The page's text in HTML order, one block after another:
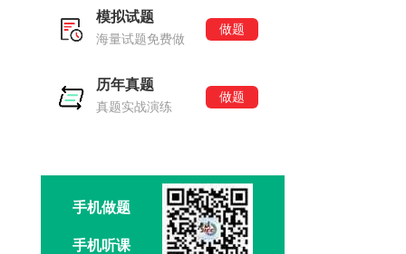
模拟试题
海量试题免费做
做题
历年真题
真题实战演练
做题
手机做题
手机听课